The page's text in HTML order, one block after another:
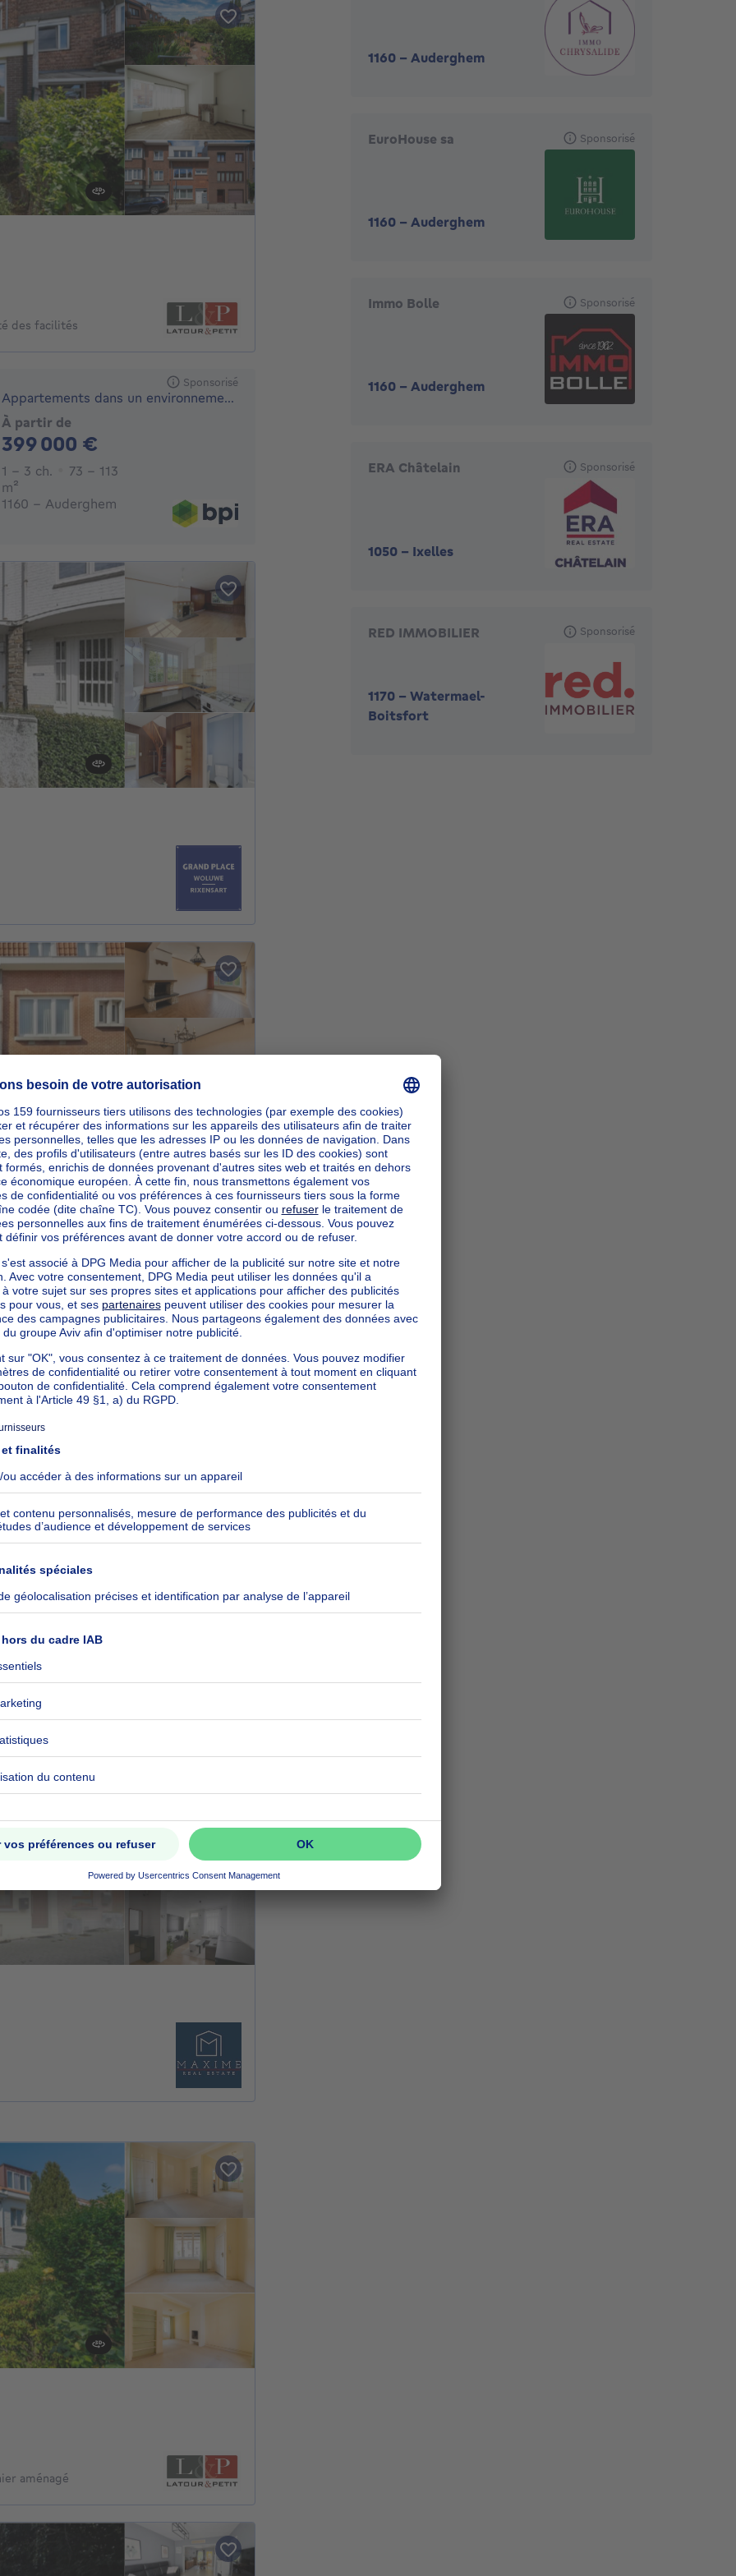
des facilités
Sponsorisé
Appartements dans un environnement urbain et verdoyant
À partir de
399 000 €
1 - 3 Chambres
1 - 3 ch.
73 - 113
m²
1160 - Auderghem
+ JARDIN &
aménagé
1160 - Auderghem
EuroHouse sa
1160 - Auderghem
Sponsorisé
Immo Bolle
1160 - Auderghem
Sponsorisé
ERA Châtelain
1050 - Ixelles
Sponsorisé
RED IMMOBILIER
1170 - Watermael-
Boitsfort
Sponsorisé